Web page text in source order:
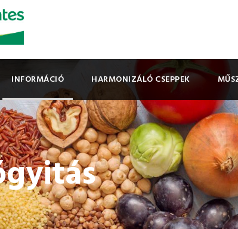
INFORMÁCIÓ HARMONIZÁLÓ CSEPPEK